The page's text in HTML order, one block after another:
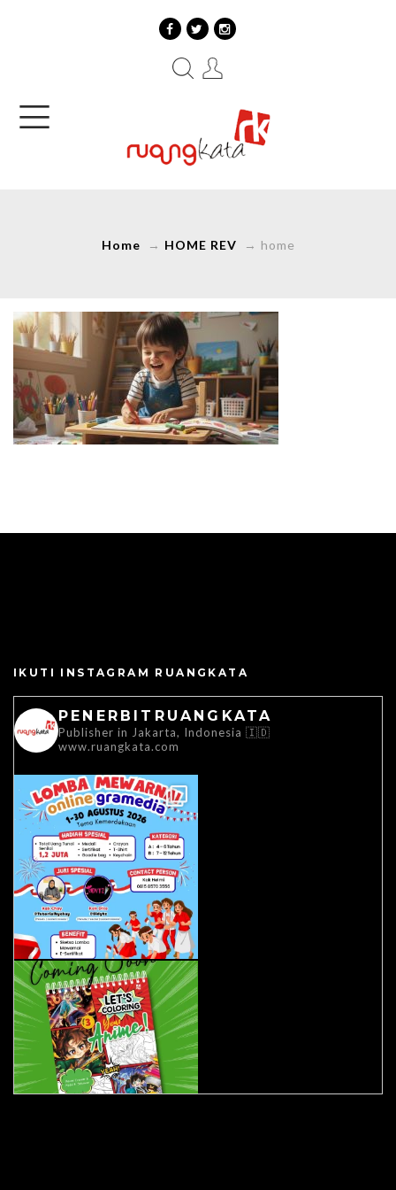
Home → HOME REV → home
IKUTI INSTAGRAM RUANGKATA
PENERBITRUANGKATA
Publisher in Jakarta, Indonesia 🇮🇩
www.ruangkata.com